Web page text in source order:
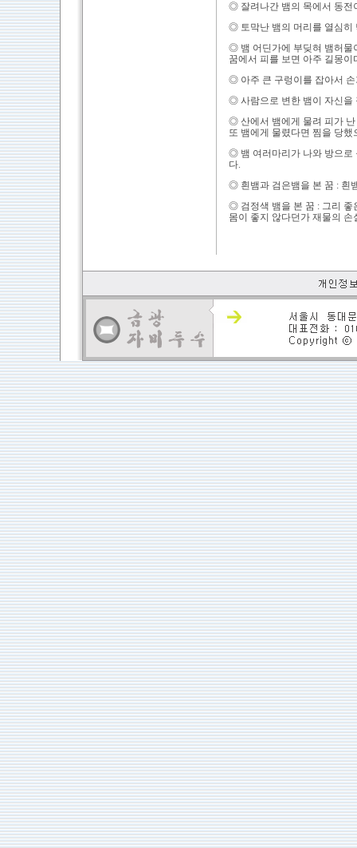
◎ 잘려나간 뱀의 목에서 동전
◎ 토막난 뱀의 머리를 열심히
◎ 뱀 어딘가에 부딪혀 뱀허물
꿈에서 피를 보면 아주 길몽
◎ 아주 큰 구렁이를 잡아서
◎ 사람으로 변한 뱀이 자신을
◎ 산에서 뱀에게 물려 피가
또 뱀에게 물렸다면 찜을 당
◎ 뱀 여러마리가 나와 방으로
다.
◎ 흰뱀과 검은뱀을 본 꿈 : 흰
◎ 검정색 뱀을 본 꿈 : 그리 좋
몸이 좋지 않다던가 재물의